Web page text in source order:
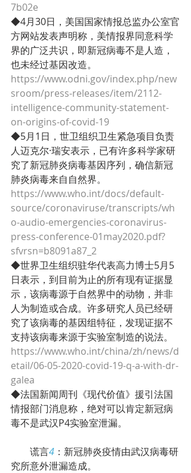
7b02e
◆4月30日，美国国家情报总监办公室官
方网站发表声明称，美情报界同意科学
界的广泛共识，即新冠病毒不是人造，
也未经过基因改造。
https://www.odni.gov/index.php/new
sroom/press-releases/item/2112-
intelligence-community-statement-
on-origins-of-covid-19
◆5月1日，世卫组织卫生紧急项目负责
人迈克尔·瑞安表示，已有许多科学家研
究了新冠肺炎病毒基因序列，确信新冠
肺炎病毒来自自然界。
https://www.who.int/docs/default-
source/coronaviruse/transcripts/wh
o-audio-emergencies-coronavirus-
press-conference-01may2020.pdf?
sfvrsn=b8091a87_2
◆世界卫生组织驻华代表高力博士5月5
日表示，到目前为止的所有现有证据显
示，该病毒源于自然界中的动物，并非
人为制造或合成。许多研究人员已经研
究了该病毒的基因组特征，发现证据不
支持该病毒来源于实验室制造的说法。
https://www.who.int/china/zh/news/d
etail/06-05-2020-covid-19-q-a-with-dr-
galea
◆法国新闻周刊《现代价值》援引法国
情报部门消息称，绝对可以肯定新冠病
毒不是武汉P4实验室泄漏。
        谎言
4 ：新冠肺炎疫情由武汉病毒研
究所意外泄漏造成。